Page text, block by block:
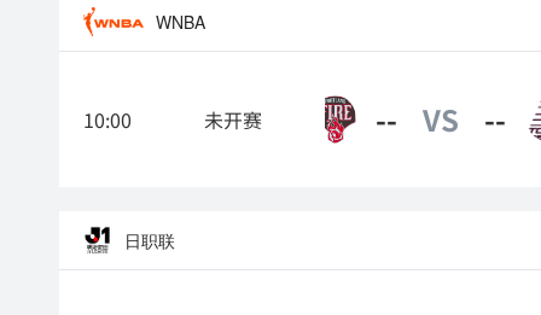
WNBA
10:00 未开赛
波特兰火焰 -- VS --
日职联